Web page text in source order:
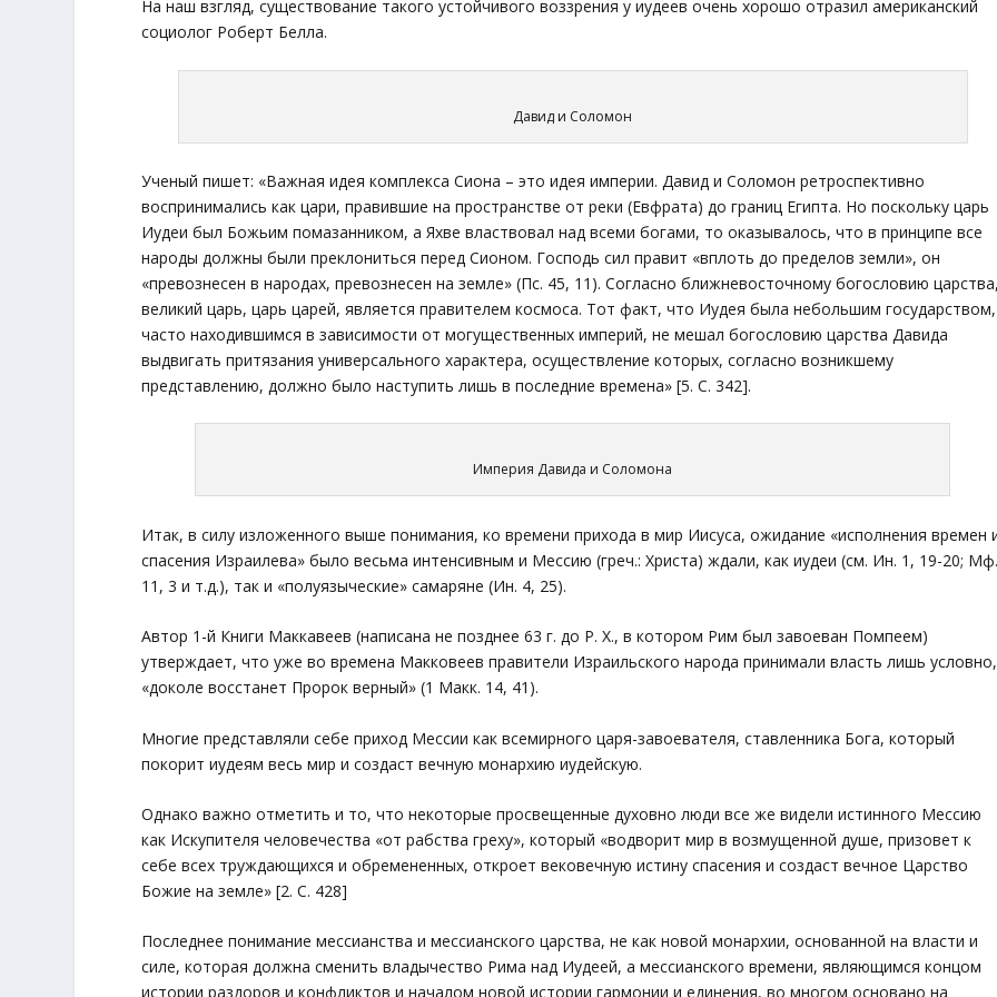
На наш взгляд, существование такого устойчивого воззрения у иудеев очень хорошо отразил американский
социолог Роберт Белла.
Давид и Соломон
Ученый пишет: «Важная идея комплекса Сиона – это идея империи. Давид и Соломон ретроспективно
воспринимались как цари, правившие на пространстве от реки (Евфрата) до границ Египта. Но поскольку царь
Иудеи был Божьим помазанником, а Яхве властвовал над всеми богами, то оказывалось, что в принципе все
народы должны были преклониться перед Сионом. Господь сил правит «вплоть до пределов земли», он
«превознесен в народах, превознесен на земле» (Пс. 45, 11). Согласно ближневосточному богословию
великий царь, царь царей, является правителем космоса. Тот факт, что Иудея была небольшим государством,
часто находившимся в зависимости от могущественных империй, не мешал богословию царства Давида
выдвигать притязания универсального характера, осуществление которых, согласно возникшему
представлению, должно было наступить лишь в последние времена» [5. С. 342].
Империя Давида и Соломона
Итак, в силу изложенного выше понимания, ко времени прихода в мир Иисуса, ожидание «исполнения времен
спасения Израилева» было весьма интенсивным и Мессию (греч.: Христа) ждали, как иудеи (см. Ин. 1, 19-20;
11, 3 и т.д.), так и «полуязыческие» самаряне (Ин. 4, 25).
Автор 1-й Книги Маккавеев (написана не позднее 63 г. до Р. Х., в котором Рим был завоеван Помпеем)
утверждает, что уже во времена Макковеев правители Израильского народа принимали власть лишь условно,
«доколе восстанет Пророк верный» (1 Макк. 14, 41).
Многие представляли себе приход Мессии как всемирного царя-завоевателя, ставленника Бога, который
покорит иудеям весь мир и создаст вечную монархию иудейскую.
Однако важно отметить и то, что некоторые просвещенные духовно люди все же видели истинного Мессию
как Искупителя человечества «от рабства греху», который «водворит мир в возмущенной душе, призовет к
себе всех труждающихся и обремененных, откроет вековечную истину спасения и создаст вечное Царство
Божие на земле» [2. С. 428]
Последнее понимание мессианства и мессианского царства, не как новой монархии, основанной на власти и
силе, которая должна сменить владычество Рима над Иудеей, а мессианского времени, являющимся концом
истории раздоров и конфликтов и началом новой истории гармонии и единения, во многом основано на